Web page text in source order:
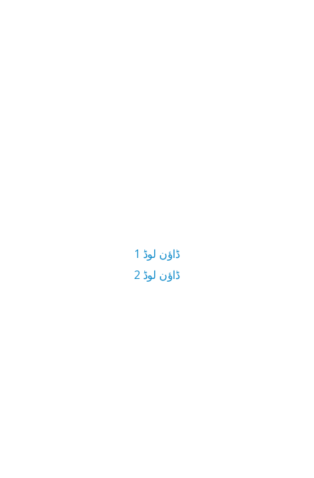
ڈاؤن لوڈ 1
ڈاؤن لوڈ 2